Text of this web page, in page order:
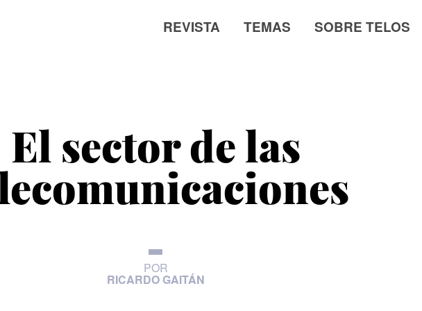
REVISTA TEMAS SOBRE TELOS
El sector de las
POR
RICARDO GAITÁN